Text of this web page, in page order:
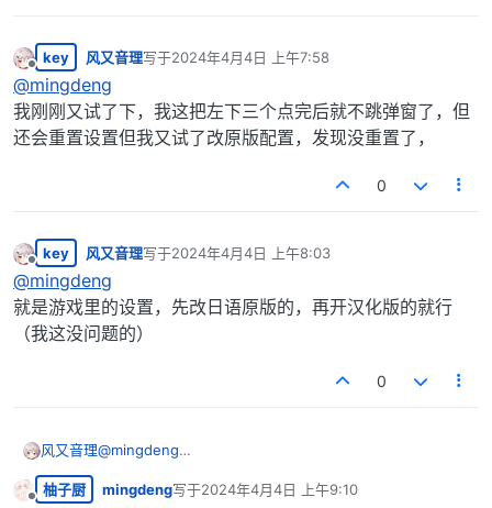
离线
key 风又音理写于2024年4月4日 上午7:58
最后由 编辑
@mingdeng
我刚刚又试了下，我这把左下三个点完后就不跳弹窗了，但
还会重置设置但我又试了改原版配置，发现没重置了，
0
离线
key 风又音理写于2024年4月4日 上午8:03
最后由 编辑
@mingdeng
就是游戏里的设置，先改日语原版的，再开汉化版的就行
（我这没问题的）
0
风又音理@mingdeng
（我这没问题的）
柚子厨 mingdeng写于2024年4月4日 上午9:10
最后由 编辑